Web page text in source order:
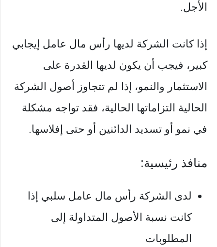
الأجل.
إذا كانت الشركة لديها رأس مال عامل إيجابي
كبير، فيجب أن يكون لديها القدرة على
الاستثمار والنمو، إذا لم تتجاوز أصول الشركة
الحالية التزاماتها الحالية، فقد تواجه مشكلة
في نمو أو تسديد الدائنين أو حتى إفلاسها.
منافذ رئيسية:
لدى الشركة رأس مال عامل سلبي إذا
كانت نسبة الأصول المتداولة إلى
المطلوبات